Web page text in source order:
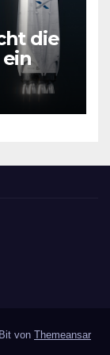
die
ein
an
von Themeansar